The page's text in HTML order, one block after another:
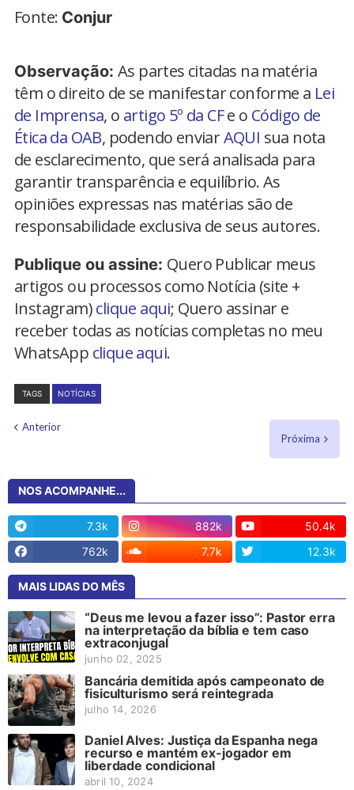
Fonte: Conjur
Observação: As partes citadas na matéria
têm o direito de se manifestar conforme a Lei
de Imprensa, o artigo 5º da CFe o Código de
Ética da OAB, podendo enviarAQUI sua nota
de esclarecimento, que será analisada para
garantir transparência e equilíbrio. As
opiniões expressas nas matérias são de
responsabilidade exclusiva de seus autores.
Publique ou assine: Quero Publicar meus
artigos ou processos como Notícia (site +
Instagram)clique aqui; Quero assinar e
receber todas as notícias completas no meu
WhatsApp clique aqui.
TAGS NOTÍCIAS
Anterior
Próxima
NOS ACOMPANHE...
7.3k 882k
50.4k
762k
7.7k 12.3k
MAIS LIDAS DO MÊS
“Deus me levou a fazer isso”: Pastor erra
na interpretação da bíblia e tem caso
extraconjugal
junho 02, 2025
Bancária demitida após campeonato de
fisiculturismo será reintegrada
julho 14, 2026
Daniel Alves: Justiça da Espanha nega
recurso e mantém ex-jogador em
liberdade condicional
abril 10, 2024